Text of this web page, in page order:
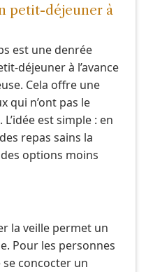
petit-déjeuner à
est une denrée
déjeuner à l’avance
Cela offre une
qui n’ont pas le
est simple : en
repas sains la
options moins
la veille permet un
Pour les personnes
se concocter un